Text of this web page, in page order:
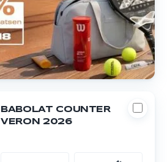
BABOLAT COUNTER
VERON 2026